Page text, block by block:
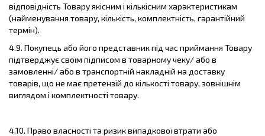
відповідність Товару якісним і кількісним характеристикам
(найменування товару, кількість, комплектність, гарантійний
термін).
4.9. Покупець або його представник під час приймання Товару
підтверджує своїм підписом в товарному чеку/ або в
замовленні/ або в транспортній накладній на доставку
товарів, що не має претензій до кількості товару, зовнішнім
виглядом і комплектності товару.
4.10. Право власності та ризик випадкової втрати або